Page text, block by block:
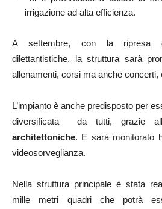
irrigazione ad alta efficienza.
A settembre, con la ripresa
dilettantistiche, la struttura sarà
allenamenti, corsi ma anche concerti,
L’impianto è anche predisposto per
diversificata da tutti, grazie
architettoniche. E sarà monitorato
videosorveglianza.
Nella struttura principale è stata
mille metri quadri che potrà